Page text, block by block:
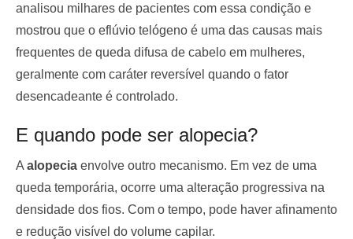
analisou milhares de pacientes com essa condição e
mostrou que o eflúvio telógeno é uma das causas mais
frequentes de queda difusa de cabelo em mulheres,
geralmente com caráter reversível quando o fator
desencadeante é controlado.
E quando pode ser alopecia?
A alopecia envolve outro mecanismo. Em vez de uma
queda temporária, ocorre uma alteração progressiva na
densidade dos fios. Com o tempo, pode haver afinamento
e redução visível do volume capilar.